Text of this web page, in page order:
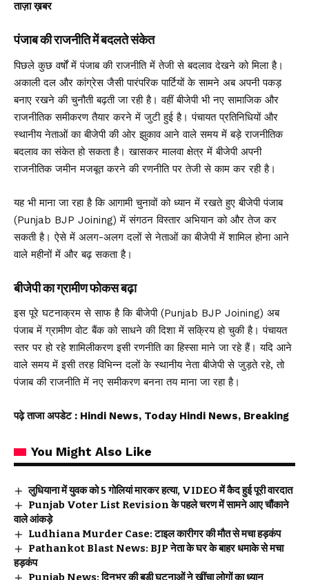
ताज़ा ख़बर
पंजाब की राजनीति में बदलते संकेत
पिछले कुछ वर्षों में पंजाब की राजनीति में तेजी से बदलाव देखने को मिला है।
अकाली दल और कांग्रेस जैसी पारंपरिक पार्टियों के सामने अब अपनी पकड़
बनाए रखने की चुनौती बढ़ती जा रही है। वहीं बीजेपी भी नए सामाजिक और
राजनीतिक समीकरण तैयार करने में जुटी हुई है। पंचायत प्रतिनिधियों और
स्थानीय नेताओं का बीजेपी की ओर झुकाव आने वाले समय में बड़े राजनीतिक
बदलाव का संकेत हो सकता है। खासकर मालवा क्षेत्र में बीजेपी अपनी
राजनीतिक जमीन मजबूत करने की रणनीति पर तेजी से काम कर रही है।
यह भी माना जा रहा है कि आगामी चुनावों को ध्यान में रखते हुए बीजेपी पंजाब
(Punjab BJP Joining) में संगठन विस्तार अभियान को और तेज कर
सकती है। ऐसे में अलग-अलग दलों से नेताओं का बीजेपी में शामिल होना आने
वाले महीनों में और बढ़ सकता है।
बीजेपी का ग्रामीण फोकस बढ़ा
इस पूरे घटनाक्रम से साफ है कि बीजेपी (Punjab BJP Joining) अब
पंजाब में ग्रामीण वोट बैंक को साधने की दिशा में सक्रिय हो चुकी है। पंचायत
स्तर पर हो रहे शामिलीकरण इसी रणनीति का हिस्सा माने जा रहे हैं। यदि आने
वाले समय में इसी तरह विभिन्न दलों के स्थानीय नेता बीजेपी से जुड़ते रहे, तो
पंजाब की राजनीति में नए समीकरण बनना तय माना जा रहा है।
पढ़े ताजा अपडेट : Hindi News, Today Hindi News, Breaking
You Might Also Like
लुधियाना में युवक को 5 गोलियां मारकर हत्या, VIDEO में कैद हुई पूरी वारदात
Punjab Voter List Revision के पहले चरण में सामने आए चौंकाने
वाले आंकड़े
Ludhiana Murder Case: टाइल कारीगर की मौत से मचा हड़कंप
Pathankot Blast News: BJP नेता के घर के बाहर धमाके से मचा
हड़कंप
Punjab News: दिनभर की बड़ी घटनाओं ने खींचा लोगों का ध्यान